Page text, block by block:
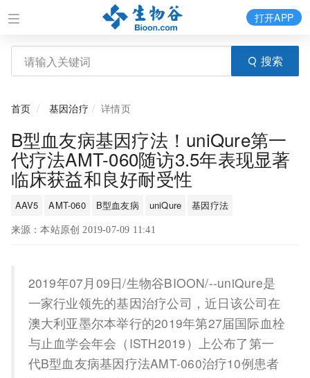
搜索
打开APP
首页 基因治疗 详情页
B型血友病基因疗法！uniQure第一
代疗法AMT-060随访3.5年表现显著
临床获益和良好耐受性
AAV5 AMT-060 B型血友病 uniQure 基因疗法
来源：本站原创 2019-07-09 11:41
2019年07月09日/生物谷BIOON/--uniQure是
一家行业领先的基因治疗公司，近日该公司在
澳大利亚墨尔本举行的2019年第27届国际血栓
与止血学会年会（ISTH2019）上公布了第一
代B型血友病基因疗法AMT-060治疗10例患者